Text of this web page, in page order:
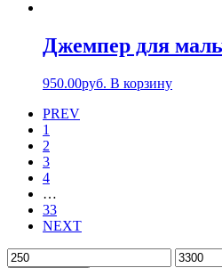
Джемпер для
950.00руб. В корзину
PREV
1
2
3
4
…
33
NEXT